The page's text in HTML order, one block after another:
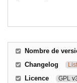
Nombre de
Changelog
Licence GPL